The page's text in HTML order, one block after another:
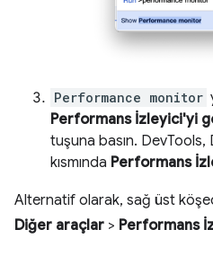
Performance monitor
Performans İzleyici'yi
tuşuna basın.
kısmında Performans
Alternatif olarak, sağ üst
Diğer araçlar > Performans